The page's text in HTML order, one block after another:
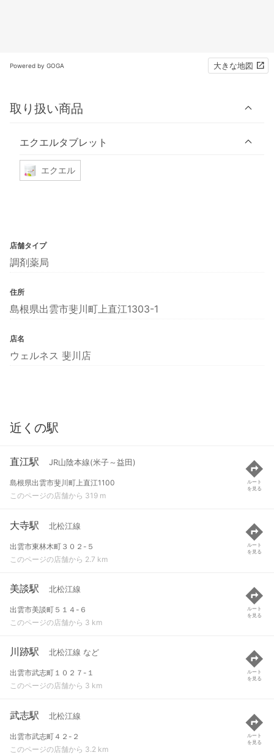
Powered by GOGA 大きな地図
取り扱い商品
エクエルタブレット
エクエル
店舗タイプ
調剤薬局
住所
島根県出雲市斐川町上直江1303-1
店名
ウェルネス 斐川店
近くの駅
直江駅 JR山陰本線(米子～益田)
島根県出雲市斐川町上直江1100
このページの店舗から 319 m
ルート
を見る
大寺駅 北松江線
出雲市東林木町３０２-５
このページの店舗から 2.7 km
ルート
を見る
美談駅 北松江線
出雲市美談町５１４-６
このページの店舗から 3 km
ルート
を見る
川跡駅 北松江線 など
出雲市武志町１０２７-１
このページの店舗から 3 km
ルート
を見る
武志駅 北松江線
出雲市武志町４２-２
このページの店舗から 3.2 km
ルート
を見る